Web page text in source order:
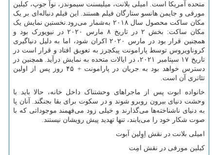
متحده آمریکا است. امیلی بلانت، میلیسنت سیموندز، نوآ جوپ، کیلین
مورفی و جایمن هانسو ستارگان فیلم هستند. این فیلم دنباله‌ای بر یک
مکان ساکت محصول سال ۲۰۱۸ به‌شمار می‌رود.نخستین نمایش یک
مکان ساکت: بخش ۲ در تاریخ ۸ مارس ۲۰۲۰ در نیویورک بود و
همچنین قرار بود در مارس ۲۰۲۰ اکران شود، اما به دلیل دنیاگیری
کروناویروس توسط پارامونت پیکچرز به تعویق افتاد و قرار است در
تاریخ ۱۷ سپتامبر ۲۰۲۱، در ایالات متحده به نمایش درآید. همچنین در
دسترس خواهد بود به جریان در پارامونت + ۴۵ روز پس از اولین
تئاتری آن است.
خانواده ابوت پس از ماجراهای وحشتناک داخل خانه، حالا باید با
وحشت دنیای بیرون روبرو شوند و در سکوت برای بقا بجنگند. آنان پا
به دنیای ناشناخته‌ها می‌گذارند و خیلی زود می‌فهمند موجوداتی که با
صوت شکار خود را می‌یابند، تنها تهدید پیش رویشان نیستند.
امیلی بلانت در نقش اِوِلین آبوت
کیلین مورفی در نقش امِت